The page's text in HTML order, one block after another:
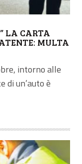
LA CARTA
MULTA
intorno alle
di un’auto è